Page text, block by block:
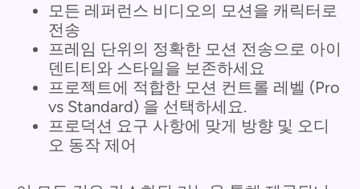
모든 레퍼런스 비디오의 모션을 캐릭터로
전송
프레임 단위의 정확한 모션 전송으로 아이
덴티티와 스타일을 보존하세요
프로젝트에 적합한 모션 컨트롤 레벨 (Pro
vs Standard) 을 선택하세요.
프로덕션 요구 사항에 맞게 방향 및 오디
오 동작 제어